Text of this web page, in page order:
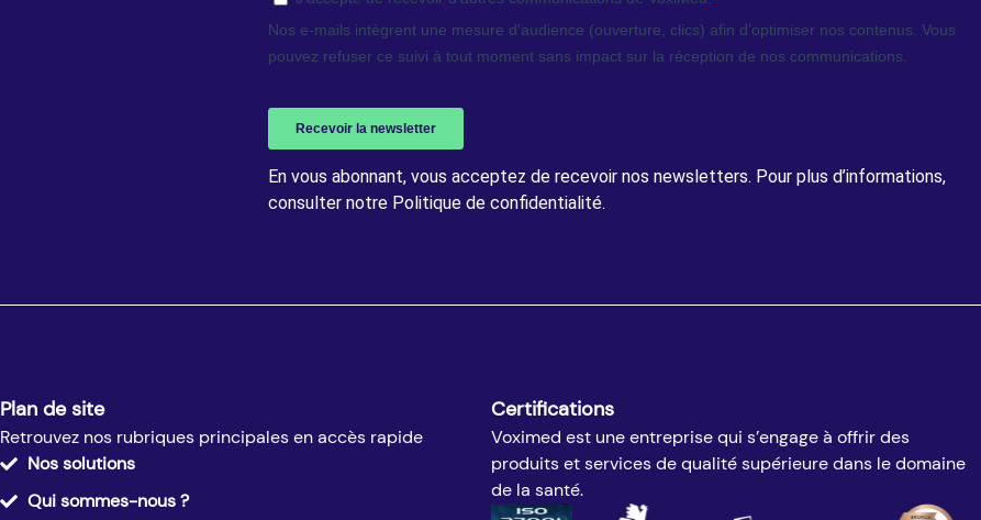
En vous abonnant, vous acceptez de recevoir nos newsletters. Pour plus d’informations,
consulter notre Politique de confidentialité.
Plan de site
Retrouvez nos rubriques principales en accès rapide
Nos solutions
Qui sommes-nous ?
Certifications
Voximed est une entreprise qui s’engage à offrir des
produits et services de qualité supérieure dans le domaine
de la santé.